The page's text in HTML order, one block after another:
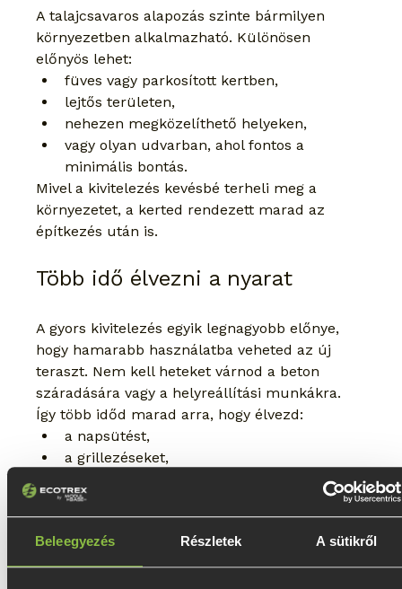
Beleegyezés Részletek A sütikről
A talajcsavaros alapozás szinte bármilyen
környezetben alkalmazható. Különösen
előnyös lehet:
füves vagy parkosított kertben,
lejtős területen,
nehezen megközelíthető helyeken,
vagy olyan udvarban, ahol fontos a
minimális bontás.
Mivel a kivitelezés kevésbé terheli meg a
környezetet, a kerted rendezett marad az
építkezés után is.
Több idő élvezni a nyarat
A gyors kivitelezés egyik legnagyobb előnye,
hogy hamarabb használatba veheted az új
teraszt. Nem kell heteket várnod a beton
száradására vagy a helyreállítási munkákra.
Így több időd marad arra, hogy élvezd:
a napsütést,
a grillezéseket,
vagy a pihenést a saját kertedben.
Környezetbarát és időtálló